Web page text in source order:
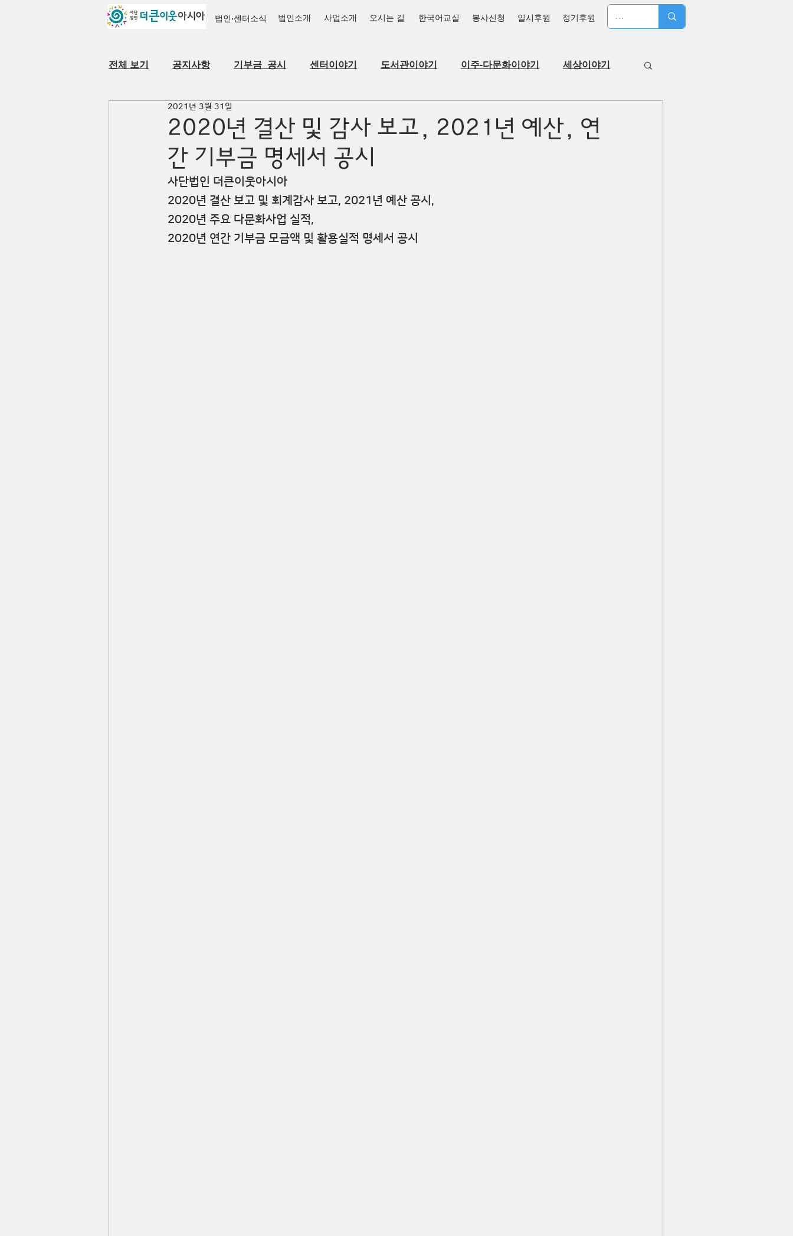
법인·센터소식 법인소개 사업소개 오시는 길 한국어교실 봉사신청 일시후원 정기후원
전체 보기 공지사항 기부금_공시 센터이야기 도서관이야기 이주-다문화이야기 세상이야기
법인·센터 소개
2020년 결산 및 감사 보고, 2021년 예산, 연
간 기부금 명세서 공시
2021년 3월 31일
사단법인 더큰이웃아시아
2020년 결산 보고 및 회계감사 보고, 2021년 예산 공시,
2020년 주요 다문화사업 실적,
2020년 연간 기부금 모금액 및 활용실적 명세서 공시